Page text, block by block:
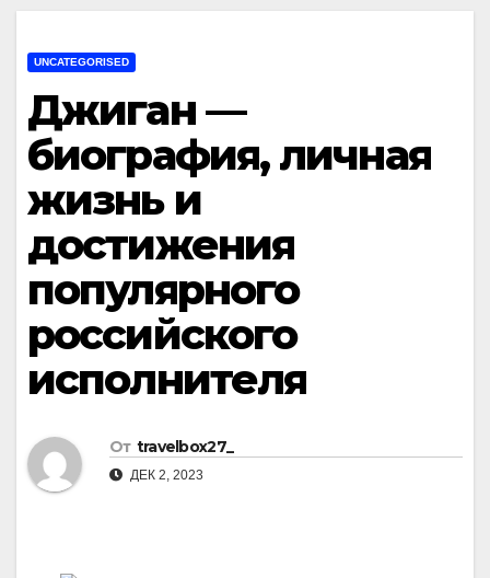
UNCATEGORISED
Джиган —
биография, личная
жизнь и
достижения
популярного
российского
исполнителя
От travelbox27_
ДЕК 2, 2023